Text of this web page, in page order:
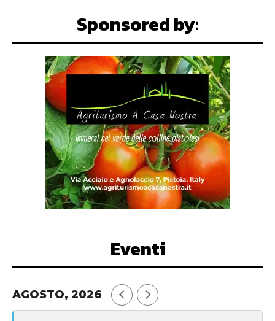
Sponsored by:
Eventi
AGOSTO, 2026